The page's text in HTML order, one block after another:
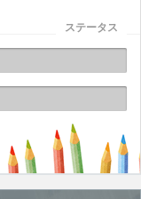
ステータス